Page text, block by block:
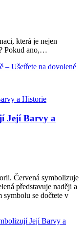
která je nejen
Pokud ano,…
– Ušetřete na dovolené
Její Barvy a
Červená symbolizuje
představuje naději a
se dočtete v
Její Barvy a